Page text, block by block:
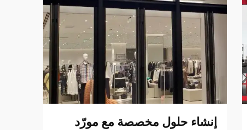
إنشاء حلول مخصصة مع مورّد